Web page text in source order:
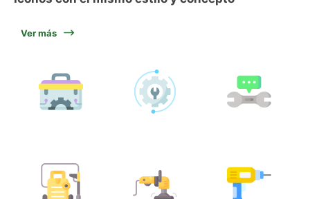
Ver más